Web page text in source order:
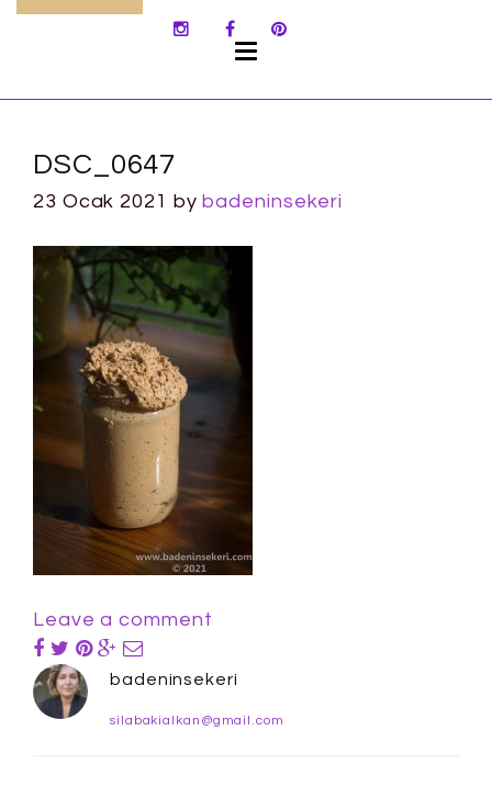
DSC_0647
23 Ocak 2021 bybadeninsekeri
Leave a comment
badeninsekeri
silabakialkan@gmail.com